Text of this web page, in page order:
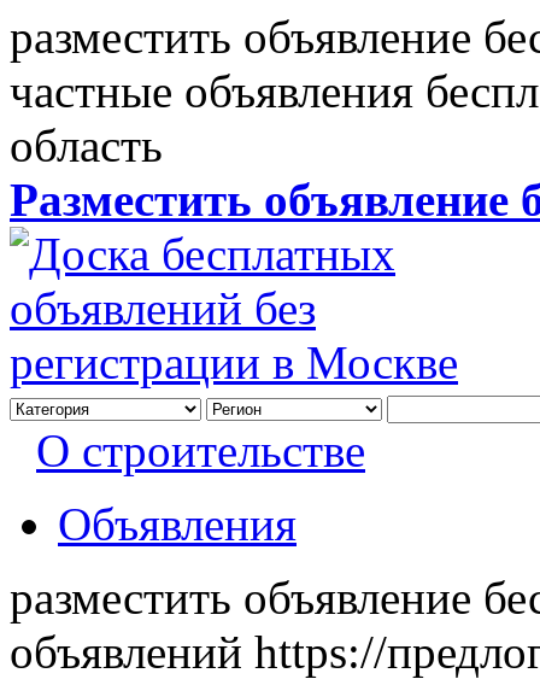
разместить объявление
частные объявления
область
Разместить объявление
О строительстве
Объявления
разместить объявление
объявлений https://